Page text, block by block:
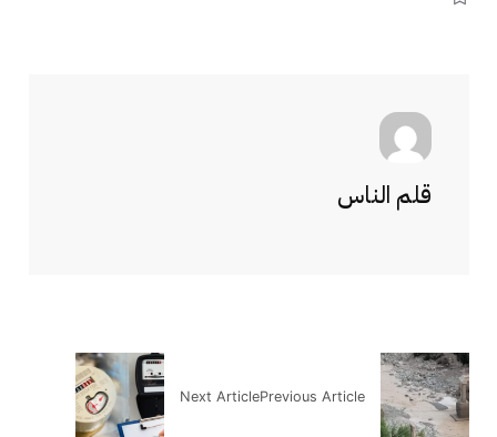
قلم الناس
Previous Article
Next Article